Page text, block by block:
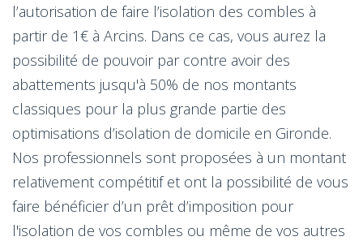
l’autorisation de faire l’isolation des combles à
partir de 1€ à Arcins. Dans ce cas, vous aurez la
possibilité de pouvoir par contre avoir des
abattements jusqu'à 50% de nos montants
classiques pour la plus grande partie des
optimisations d’isolation de domicile en Gironde.
Nos professionnels sont proposées à un montant
relativement compétitif et ont la possibilité de vous
faire bénéficier d’un prêt d’imposition pour
l'isolation de vos combles ou même de vos autres